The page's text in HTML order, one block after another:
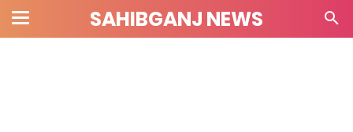
SAHIBGANJ NEWS